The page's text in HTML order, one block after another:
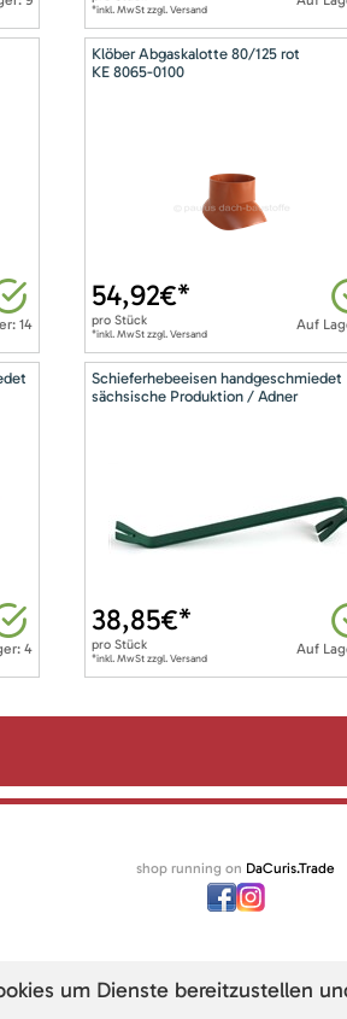
*inkl. MwSt zzgl. Versand
14
Klöber Abgaskalotte 80/125 rot
KE 8065-0100
Auf
54,92€*
pro Stück
*inkl. MwSt zzgl. Versand
4
Schieferhebeeisen handgeschmiedet
sächsische Produktion / Adner
Auf
38,85€*
pro Stück
*inkl. MwSt zzgl. Versand
shop running on DaCuris.Trade
um Dienste bereitzustellen